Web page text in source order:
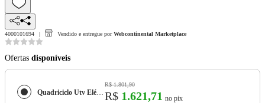
4000101694 Vendido e entregue por Webcontinental Marketplace
Ofertas disponíveis
Quadriciclo Utv Elétrico Bang Toys Infantil 12v R3 Preto Com Laranja Bivolt
R$ 1.801,90
R$ 1.621,71 no pix